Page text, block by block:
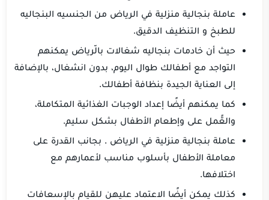
عاملة بنجالية منزلية في الرياض من الجنسيه البنجاليه
للطبخ و التنظيف الدقيق.
حيث أن خادمات بنجاليه شغالات بالّرياض يمكنهم
التواجد مع أطفالك طوال اليوم، بدون انشغال، بالإضافة
إلى العناية الجيدة بنظافة أطفالك.
كما يمكنهم أيضًا إعداد الوجبات الغذائية المتكاملة،
والعًّمل على وإطعام الأطفال بشكل سليم.
عاملة بنجالية منزلية في الرياض . بجانب القدرة على
معاملة الأطفال بأسلوب مناسب لأعمارهم مع
اختلافها.
كذلك يمكن أيضًا الاعتماد عليهن للقيام بالإسعافات